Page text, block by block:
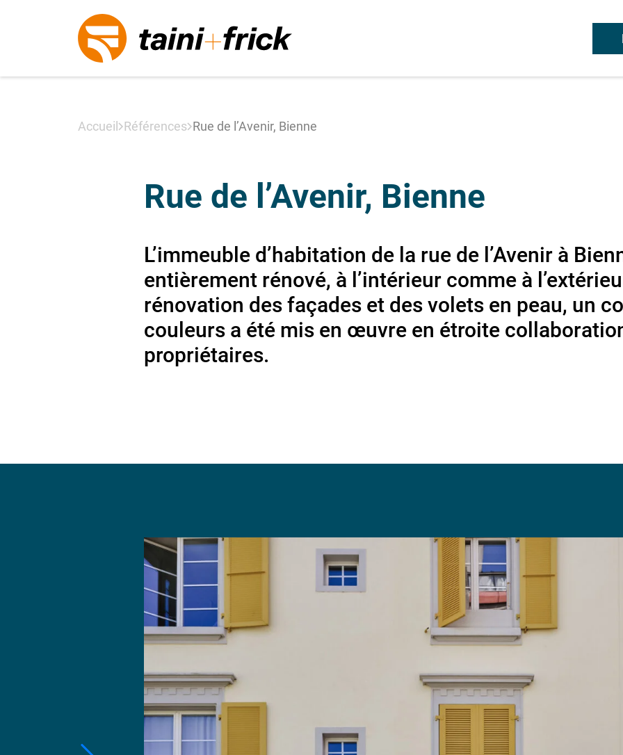
Accueil Références Rue de l’Avenir, Bienne
Rue de l’Avenir, Bienne
L’immeuble d’habitation de la rue de l’Avenir à
entièrement rénové, à l’intérieur comme à
rénovation des façades et des volets en peau, un
couleurs a été mis en œuvre en étroite
propriétaires.